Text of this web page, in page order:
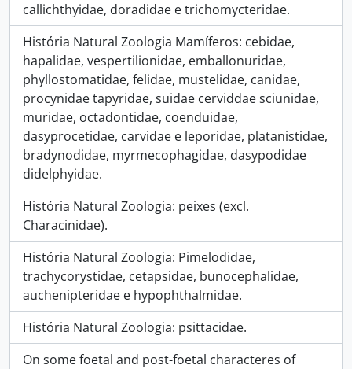
callichthyidae, doradidae e trichomycteridae.
História Natural Zoologia Mamíferos: cebidae,
hapalidae, vespertilionidae, emballonuridae,
phyllostomatidae, felidae, mustelidae, canidae,
procynidae tapyridae, suidae cerviddae sciunidae,
muridae, octadontidae, coenduidae,
dasyprocetidae, carvidae e leporidae, platanistidae,
bradynodidae, myrmecophagidae, dasypodidae
didelphyidae.
História Natural Zoologia: peixes (excl.
Characinidae).
História Natural Zoologia: Pimelodidae,
trachycorystidae, cetapsidae, bunocephalidae,
auchenipteridae e hypophthalmidae.
História Natural Zoologia: psittacidae.
On some foetal and post-foetal characteres of